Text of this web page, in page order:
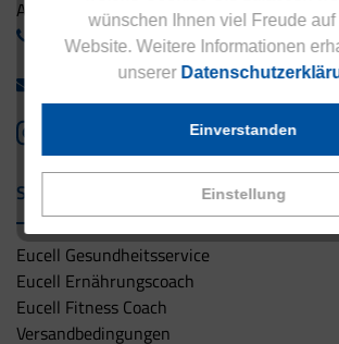
wünschen Ihnen viel Freude auf
Website. Weitere Informationen
unserer
Einstellung
Einverstanden
Ausland:
+49 - 5042 940 660
info@eucell.de
Service & Versand
Eucell Gesundheitsservice
Eucell Ernährungscoach
Eucell Fitness Coach
Versandbedingungen